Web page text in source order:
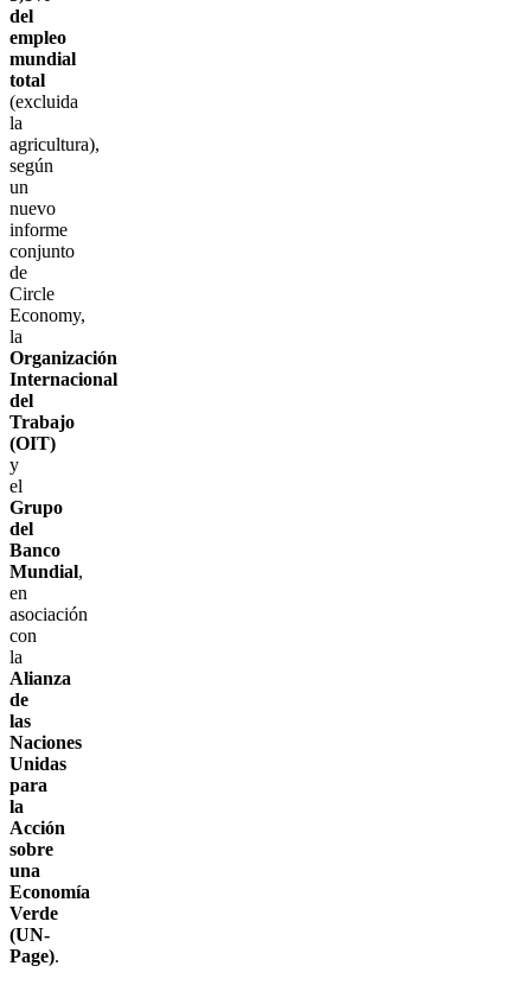
del
empleo
mundial
total
(excluida
la
agricultura),
según
un
nuevo
informe
conjunto
de
Circle
Economy,
la
Organización
Internacional
del
Trabajo
(OIT)
y
el
Grupo
del
Banco
Mundial,
en
asociación
con
la
Alianza
de
las
Naciones
Unidas
para
la
Acción
sobre
una
Economía
Verde
(UN-
Page).